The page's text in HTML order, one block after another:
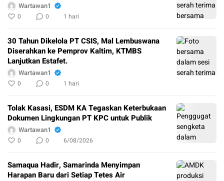
Wartawan1
0 0 1 hari
30 Tahun Dikelola PT CSIS, Mal Lembuswana
Diserahkan ke Pemprov Kaltim, KTMBS
Lanjutkan Estafet.
Wartawan1
0 0 1 hari
Tolak Kasasi, ESDM KA Tegaskan Keterbukaan
Dokumen Lingkungan PT KPC untuk Publik
Wartawan1
0 0 6/08/2026
Samaqua Hadir, Samarinda Menyimpan
Harapan Baru dari Setiap Tetes Air